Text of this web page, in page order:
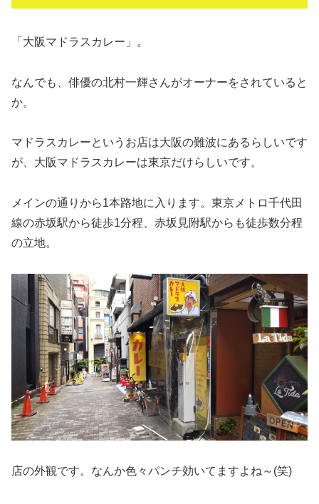
「大阪マドラスカレー」。
なんでも、俳優の北村一輝さんがオーナーをされていると
か。
マドラスカレーというお店は大阪の難波にあるらしいです
が、大阪マドラスカレーは東京だけらしいです。
メインの通りから1本路地に入ります。東京メトロ千代田
線の赤坂駅から徒歩1分程、赤坂見附駅からも徒歩数分程
の立地。
店の外観です。なんか色々パンチ効いてますよね～(笑)